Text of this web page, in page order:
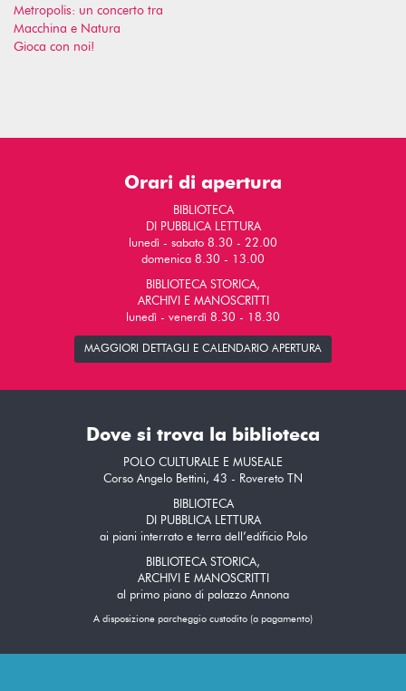
Metropolis: un concerto tra
Macchina e Natura
Gioca con noi!
Orari di apertura
BIBLIOTECA
DI PUBBLICA LETTURA
lunedì - sabato 8.30 - 22.00
domenica 8.30 - 13.00
BIBLIOTECA STORICA,
ARCHIVI E MANOSCRITTI
lunedì - venerdì 8.30 - 18.30
MAGGIORI DETTAGLI E CALENDARIO APERTURA
Dove si trova la biblioteca
POLO CULTURALE E MUSEALE
Corso Angelo Bettini, 43 - Rovereto TN
BIBLIOTECA
DI PUBBLICA LETTURA
ai piani interrato e terra dell’edificio Polo
BIBLIOTECA STORICA,
ARCHIVI E MANOSCRITTI
al primo piano di palazzo Annona
A disposizione parcheggio custodito (a pagamento)